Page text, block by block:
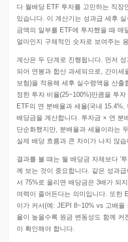
다 월배당 ETF 투자를 고민하는 직장
있습니다. 이 계산기는 성과급 세후
금액의 일부를 ETF에 투자했을 때 매
얼마인지 구체적인 숫자로 보여주는
계산은 두 단계로 진행됩니다. 먼저
되어 연봉과 합산 과세되므로, 간이세
보험)을 적용해 세후 실수령액을 산출
정한 투자 비율(25~100%)만큼을 투
ETF의 연 분배율과 세율(국내 15.4%,
배당금을 계산합니다. 투자금 × 연 분
단순화했지만, 분배율과 세율이라는
실제 배당 흐름과 큰 차이가 나지 않습
결과를 볼 때는 월 배당금 자체보다 '
께 보는 것이 중요합니다. 같은 성과
서 75%로 올리면 배당금은 3배가 되
여력이 줄어든다는 의미입니다. 또한
이가 커서(예: JEPI 8~10% vs 고배율
율이 높을수록 원금 변동성도 함께 커
이 확인해야 합니다.